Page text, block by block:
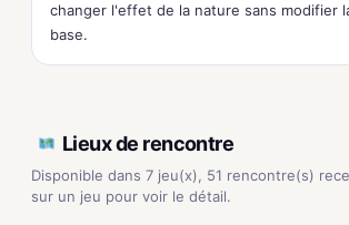
changer l'effet de la nature sans modifier
base.
Lieux de rencontre
Disponible dans 7 jeu(x), 51 rencontre(s)
sur un jeu pour voir le détail.